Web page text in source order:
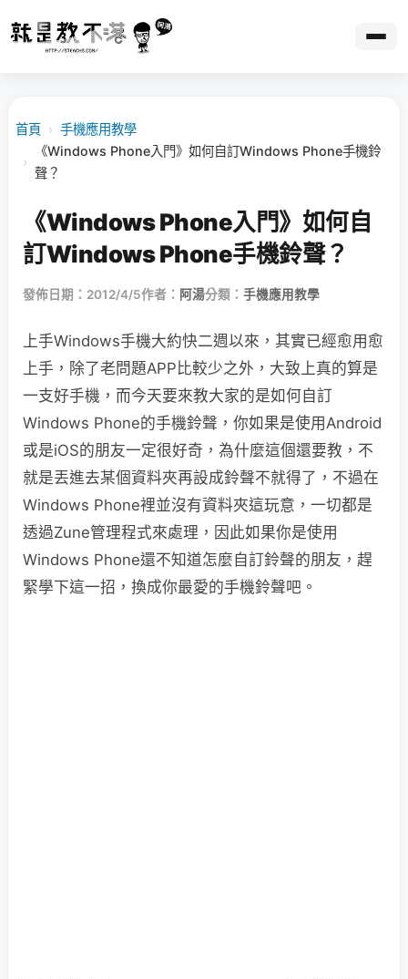
首頁 › 手機應用教學
›
《Windows Phone入門》如何自訂Windows Phone手機鈴
聲？
《Windows Phone入門》如何自
訂Windows Phone手機鈴聲？
發佈日期：2012/4/5作者： 阿湯分類： 手機應用教學
上手Windows手機大約快二週以來，其實已經愈用愈
上手，除了老問題APP比較少之外，大致上真的算是
一支好手機，而今天要來教大家的是如何自訂
Windows Phone的手機鈴聲，你如果是使用Android
或是iOS的朋友一定很好奇，為什麼這個還要教，不
就是丟進去某個資料夾再設成鈴聲不就得了，不過在
Windows Phone裡並沒有資料夾這玩意，一切都是
透過Zune管理程式來處理，因此如果你是使用
Windows Phone還不知道怎麼自訂鈴聲的朋友，趕
緊學下這一招，換成你最愛的手機鈴聲吧。